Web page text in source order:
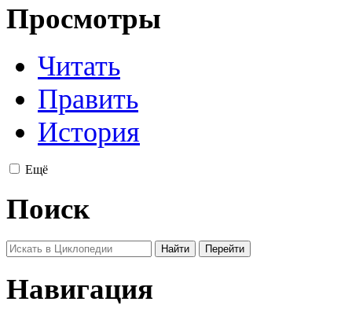
Просмотры
Читать
Править
История
Ещё
Поиск
Навигация